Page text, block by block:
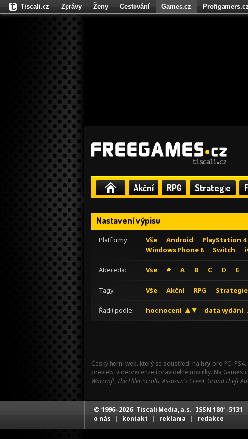
Akční RPG Strategie
Nastavení výpisu
Platformy: Vše Android PlayStation 4
Windows Phone 8
Switch
Abeceda: Vše # A B C D E
Tagy: Vše Akční RPG Strategie
Řadit podle: hodnocení data vydání
Český herní web, který se soustředí na hry pro PC,
preview, videorecenze i pravidelné novinky. Na
Warcraft, The Elder Scrolls,Assassin's Creed, Grand Theft
Tiscali.cz Zprávy Ženy Cestování Games.cz Profigamers.cz
Fights.cz
© 1996–2026 Tiscali Media, a.s. ISSN 1801-5131
o nás | kontakt | reklama | redakce